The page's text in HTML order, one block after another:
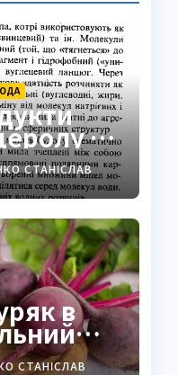
та
СТАНІСЛАВ
в
смак
СТАНІСЛАВ